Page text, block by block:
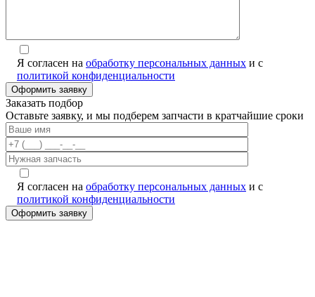
Я согласен на обработку персональных данных и с
политикой конфиденциальности
Заказать подбор
Оставьте заявку, и мы подберем запчасти в кратчайшие сроки
Я согласен на обработку персональных данных и с
политикой конфиденциальности